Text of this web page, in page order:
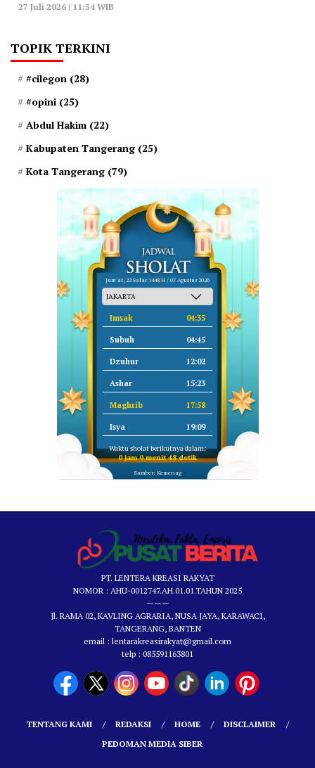
27 Juli 2026 | 11:54 WIB
TOPIK TERKINI
#cilegon (28)
#opini (25)
Abdul Hakim (22)
Kabupaten Tangerang (25)
Kota Tangerang (79)
Jum'at, 22 Safar 1448 H / 07 Agustus 2026
Imsak 04:35
Subuh 04:45
Dzuhur 12:02
Ashar 15:23
Maghrib 17:58
Isya 19:09
Waktu sholat berikutnya dalam:
0 jam 0 menit 47 detik
Sumber: Kemenag
PT. LENTERA KREASI RAKYAT
NOMOR : AHU-0012747.AH.01.01.TAHUN 2025
———
Jl. RAMA 02, KAVLING AGRARIA, NUSA JAYA, KARAWACI,
TANGERANG, BANTEN
email : lentarakreasirakyat@gmail.com
telp : 085591163801
TENTANG KAMI REDAKSI HOME
DISCLAIMER
PEDOMAN MEDIA SIBER